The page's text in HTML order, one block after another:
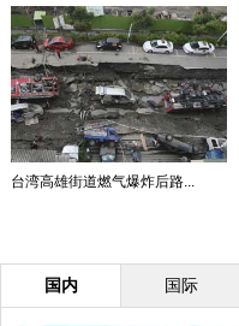
台湾高雄街道燃气爆炸后路...
国内 国际